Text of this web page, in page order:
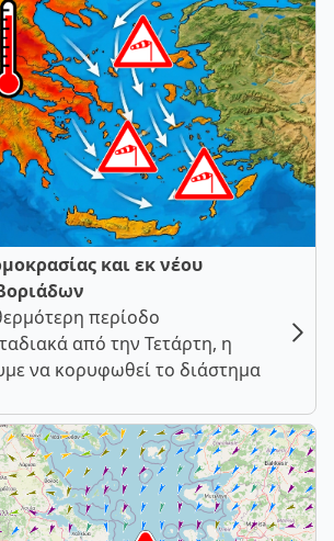
και εκ νέου
περίοδο
από την Τετάρτη, η
να κορυφωθεί το διάστημα